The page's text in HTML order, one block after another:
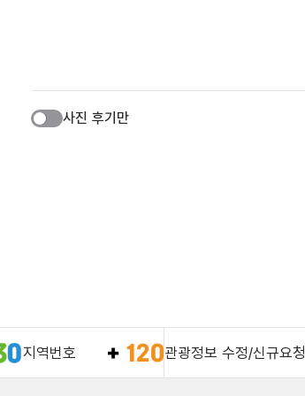
사진 후기만
지역번호 관광정보 수정/신규요청